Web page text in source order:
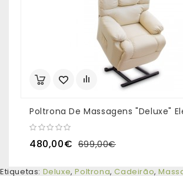
480,00€ 699,00€
Etiquetas: Deluxe,Poltrona,Cadeirão,